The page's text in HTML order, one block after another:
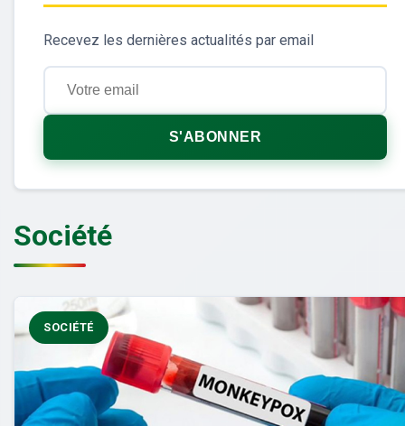
Société
SOCIÉTÉ
Recevez les dernières actualités par email
S'ABONNER